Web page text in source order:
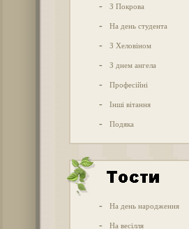
- З Покрова
- На день студента
- З Хеловіном
- З днем ангела
- Професійні
- Інші вітання
- Подяка
- На день народження
- На весілля